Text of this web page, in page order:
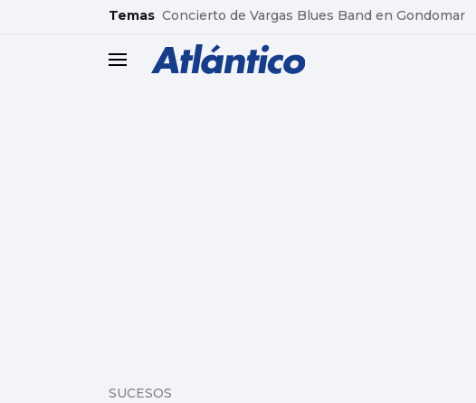
common.go-to-content
Temas Concierto de Vargas Blues Band en Gondomar
header.menu.open
SUCESOS